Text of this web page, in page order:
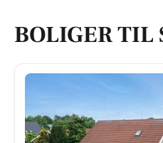
BOLIGER TIL